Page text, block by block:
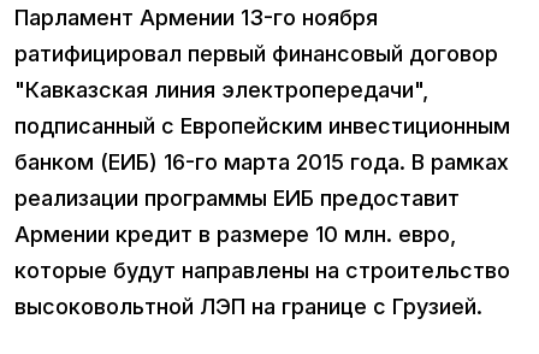
Парламент Армении 13-го ноября
ратифицировал первый финансовый договор
"Кавказская линия электропередачи",
подписанный с Европейским инвестиционным
банком (ЕИБ) 16-го марта 2015 года. В рамках
реализации программы ЕИБ предоставит
Армении кредит в размере 10 млн. евро,
которые будут направлены на строительство
высоковольтной ЛЭП на границе с Грузией.